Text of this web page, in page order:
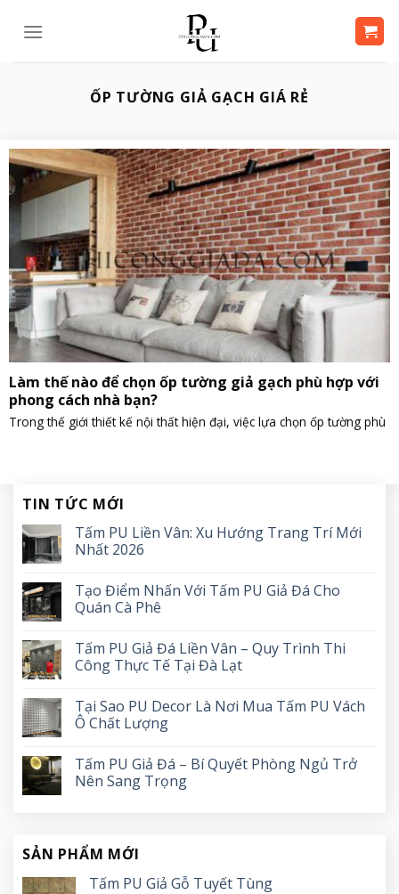
ỐP TƯỜNG GIẢ GẠCH GIÁ RẺ
Làm thế nào để chọn ốp tường giả gạch phù hợp với
phong cách nhà bạn?
Trong thế giới thiết kế nội thất hiện đại, việc lựa chọn ốp tường phù
TIN TỨC MỚI
Tấm PU Liền Vân: Xu Hướng Trang Trí Mới
Nhất 2026
Tạo Điểm Nhấn Với Tấm PU Giả Đá Cho
Quán Cà Phê
Tấm PU Giả Đá Liền Vân – Quy Trình Thi
Công Thực Tế Tại Đà Lạt
Tại Sao PU Decor Là Nơi Mua Tấm PU Vách
Ô Chất Lượng
Tấm PU Giả Đá – Bí Quyết Phòng Ngủ Trở
Nên Sang Trọng
SẢN PHẨM MỚI
Tấm PU Giả Gỗ Tuyết Tùng